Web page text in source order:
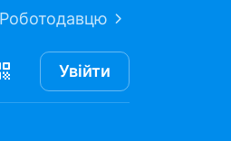
Роботодавцю
Увійти